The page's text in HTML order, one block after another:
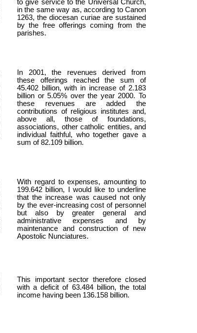
to give service to the Universal Church,
in the same way as, according to Canon
1263, the diocesan curiae are sustained
by the free offerings coming from the
parishes.
In 2001, the revenues derived from
these offerings reached the sum of
45.402 billion, with in increase of 2.183
billion or 5.05% over the year 2000. To
these revenues are added the
contributions of religious institutes and,
above all, those of foundations,
associations, other catholic entities, and
individual faithful, who together gave a
sum of 82.109 billion.
With regard to expenses, amounting to
199.642 billion, I would like to underline
that the increase was caused not only
by the ever-increasing cost of personnel
but also by greater general and
administrative expenses and by
maintenance and construction of new
Apostolic Nunciatures.
This important sector therefore closed
with a deficit of 63.484 billion, the total
income having been 136.158 billion.